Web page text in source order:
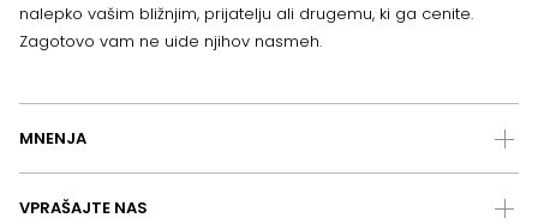
nalepko vašim bližnjim, prijatelju ali drugemu, ki ga cenite.
Zagotovo vam ne uide njihov nasmeh.
MNENJA
VPRAŠAJTE NAS